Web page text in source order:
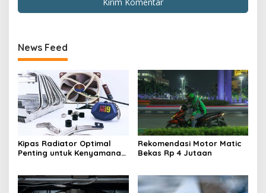
News Feed
Kipas Radiator Optimal
Penting untuk Kenyamanan
Rekomendasi Motor Matic
Bekas Rp 4 Jutaan